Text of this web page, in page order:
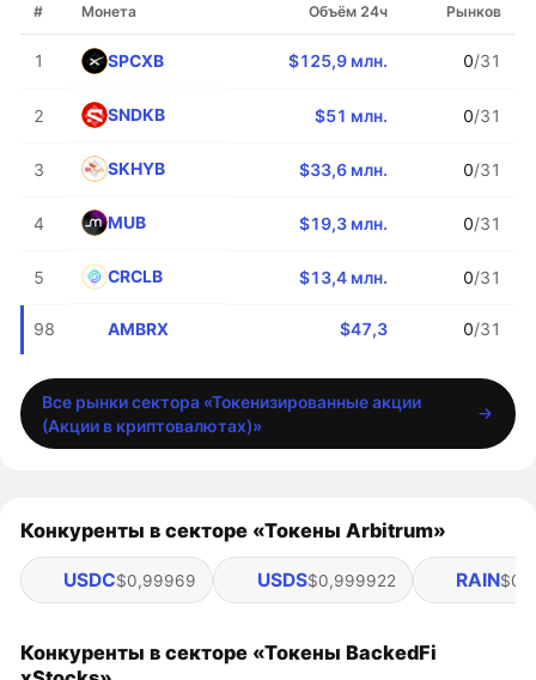
# Монета Объём 24ч Рынков
1 SPCXB $125,9 млн. 0/31
2 SNDKB $51 млн. 0/31
3 SKHYB $33,6 млн. 0/31
4 MUB $19,3 млн. 0/31
5 CRCLB $13,4 млн. 0/31
98 AMBRX $47,3 0/31
Все рынки сектора «Токенизированные акции
(Акции в криптовалютах)»
Конкуренты в секторе «Токены Arbitrum»
USDC$0,99969 USDS$0,999922 RAIN
Конкуренты в секторе «Токены BackedFi